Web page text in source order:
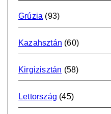
Grúzia (93)
Kazahsztán (60)
Kirgizisztán (58)
Lettország (45)